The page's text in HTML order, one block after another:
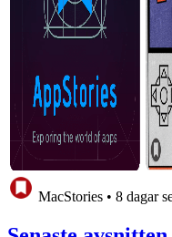
MacStories • 8 dagar